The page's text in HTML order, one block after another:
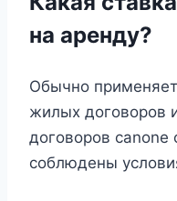
на аренду?
Обычно
жилых договоров
договоров canone
соблюдены